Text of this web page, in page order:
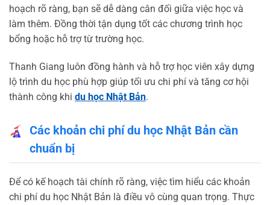
hoạch rõ ràng, bạn sẽ dễ dàng cân đối giữa việc học và
làm thêm. Đồng thời tận dụng tốt các chương trình học
bổng hoặc hỗ trợ từ trường học.
Thanh Giang luôn đồng hành và hỗ trợ học viên xây dựng
lộ trình du học phù hợp giúp tối ưu chi phí và tăng cơ hội
thành công khi du học Nhật Bản.
Các khoản chi phí du học Nhật Bản cần
chuẩn bị
Để có kế hoạch tài chính rõ ràng, việc tìm hiểu các khoản
chi phí du học Nhật Bản là điều vô cùng quan trọng. Thực